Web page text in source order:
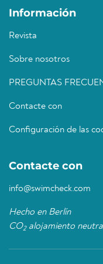
Información
Revista
Sobre nosotros
PREGUNTAS
Contacte con
Configuración de las
Contacte con
info@swimcheck.com
Hecho en Berlín
CO2alojamiento